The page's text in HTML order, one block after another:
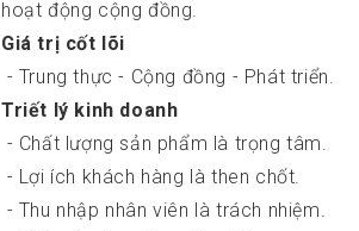
hoạt động cộng đồng.
Giá trị cốt lõi
- Trung thực - Cộng đồng - Phát triển.
Triết lý kinh doanh
- Chất lượng sản phẩm là trọng tâm.
- Lợi ích khách hàng là then
- Thu nhập nhân viên là trách nhiệm.